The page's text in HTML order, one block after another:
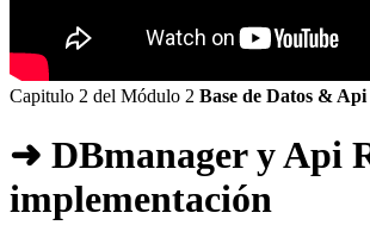
Capitulo 2 del Módulo 2 Base de Datos & Api
➜ DBmanager y Api
implementación